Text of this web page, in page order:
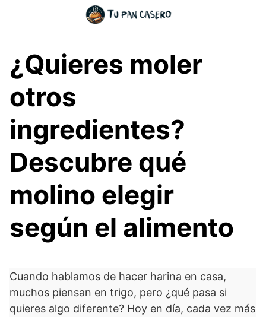
¿Quieres moler
otros
ingredientes?
Descubre qué
molino elegir
según el alimento
Cuando hablamos de hacer harina en casa,
muchos piensan en trigo, pero ¿qué pasa si
quieres algo diferente? Hoy en día, cada vez más